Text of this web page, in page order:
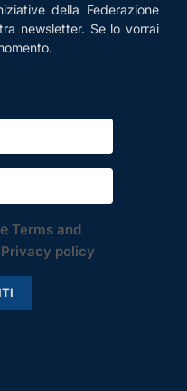
della Federazione
newsletter. Se lo vorrai
Terms and
Privacy policy